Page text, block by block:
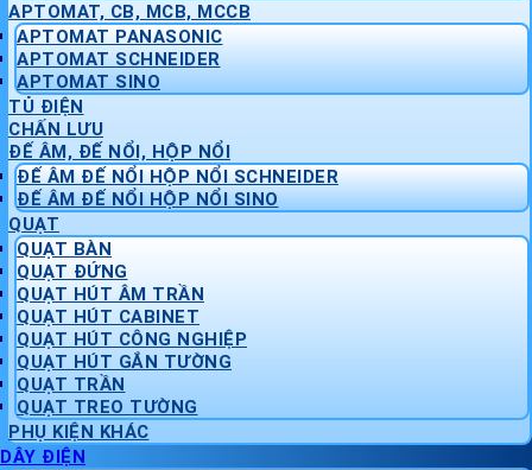
APTOMAT, CB, MCB, MCCB
APTOMAT PANASONIC
APTOMAT SCHNEIDER
APTOMAT SINO
TỦ ĐIỆN
CHẤN LƯU
ĐẾ ÂM, ĐẾ NỔI, HỘP NỔI
ĐẾ ÂM ĐẾ NỔI HỘP NỔI SCHNEIDER
ĐẾ ÂM ĐẾ NỔI HỘP NỔI SINO
QUẠT
QUẠT BÀN
QUẠT ĐỨNG
QUẠT HÚT ÂM TRẦN
QUẠT HÚT CABINET
QUẠT HÚT CÔNG NGHIỆP
QUẠT HÚT GẮN TƯỜNG
QUẠT TRẦN
QUẠT TREO TƯỜNG
PHỤ KIỆN KHÁC
DÂY ĐIỆN